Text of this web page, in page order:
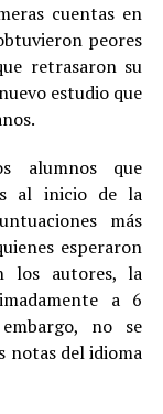
cuentas en
peores
retrasaron su
estudio que
alumnos que
al inicio de la
más
esperaron
los autores, la
a 6
no se
notas del idioma